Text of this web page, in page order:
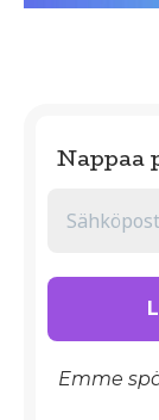
Nappaa
Emme